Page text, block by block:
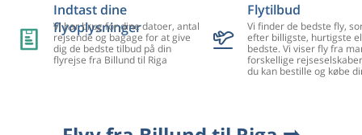
Indtast dine
flyoplysninger
Vi har brug for dine datoer, antal
rejsende og bagage for at give
dig de bedste tilbud på din
flyrejse fra Billund til Riga
Flytilbud
Vi finder de bedste fly,
efter billigste, hurtigste
bedste. Vi viser fly fra
forskellige
du kan bestille og købe